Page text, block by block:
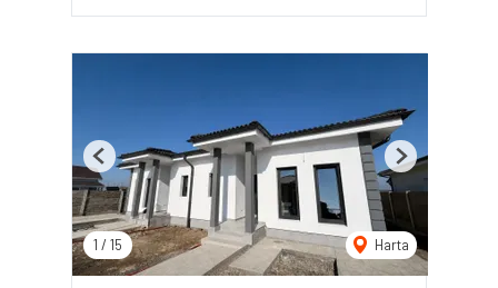
1 / 15 Harta
Previous Next